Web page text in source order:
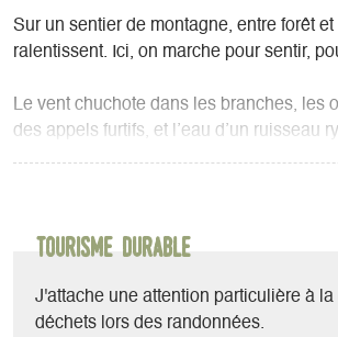
Sur un sentier de montagne, entre forêt
ralentissent. Ici, on marche pour sentir,
Le vent chuchote dans les branches, les
des appels furtifs, et l’eau d’un ruisseau
Sous les pieds, le sol raconte : mousse,
de ciel après la pluie. Les sens
Tourisme durable
J'attache une attention particulière à
déchets lors des randonnées.